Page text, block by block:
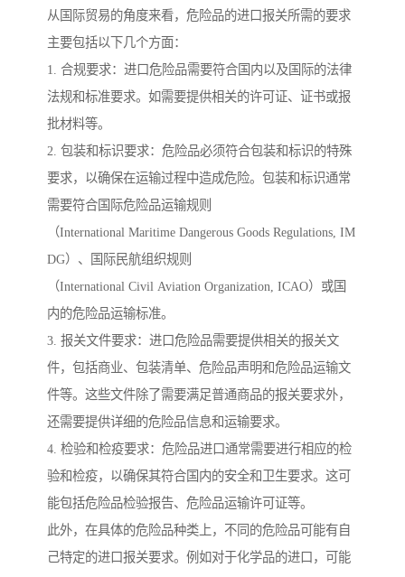
从国际贸易的角度来看，危险品的进口报关所需的要求
主要包括以下几个方面：
1. 合规要求：进口危险品需要符合国内以及国际的法律
法规和标准要求。如需要提供相关的许可证、证书或报
批材料等。
2. 包装和标识要求：危险品必须符合包装和标识的特殊
要求，以确保在运输过程中造成危险。包装和标识通常
需要符合国际危险品运输规则
（International Maritime Dangerous Goods Regulations, IM
DG）、国际民航组织规则
（International Civil Aviation Organization, ICAO）或国
内的危险品运输标准。
3. 报关文件要求：进口危险品需要提供相关的报关文
件，包括商业、包装清单、危险品声明和危险品运输文
件等。这些文件除了需要满足普通商品的报关要求外，
还需要提供详细的危险品信息和运输要求。
4. 检验和检疫要求：危险品进口通常需要进行相应的检
验和检疫，以确保其符合国内的安全和卫生要求。这可
能包括危险品检验报告、危险品运输许可证等。
此外，在具体的危险品种类上，不同的危险品可能有自
己特定的进口报关要求。例如对于化学品的进口，可能